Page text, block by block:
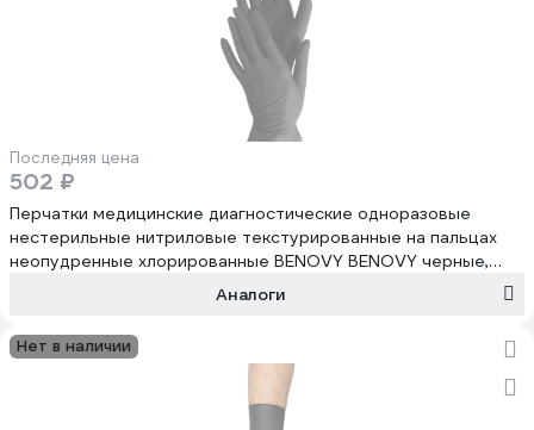
Последняя цена
502 ₽
Перчатки медицинские диагностические одноразовые
нестерильные нитриловые текстурированные на пальцах
неопудренные хлорированные BENOVY BENOVY черные,
размер XL, 100 шт 18 507Аналоги
Нет в наличии